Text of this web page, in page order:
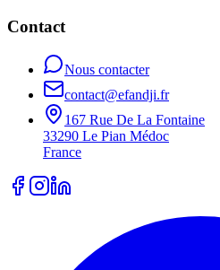
Contact
Nous contacter
contact@efandji.fr
167 Rue De La Fontaine
33290 Le Pian Médoc
France